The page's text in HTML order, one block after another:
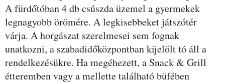
A fürdőtóban 4 db csúszda üzemel a gyermekek
legnagyobb örömére. A legkisebbeket játszótér
várja. A horgászat szerelmesei sem fognak
unatkozni, a szabadidőközpontban kijelölt tó áll a
rendelkezésükre. Ha megéhezett, a Snack & Grill
étteremben vagy a mellette található büfében